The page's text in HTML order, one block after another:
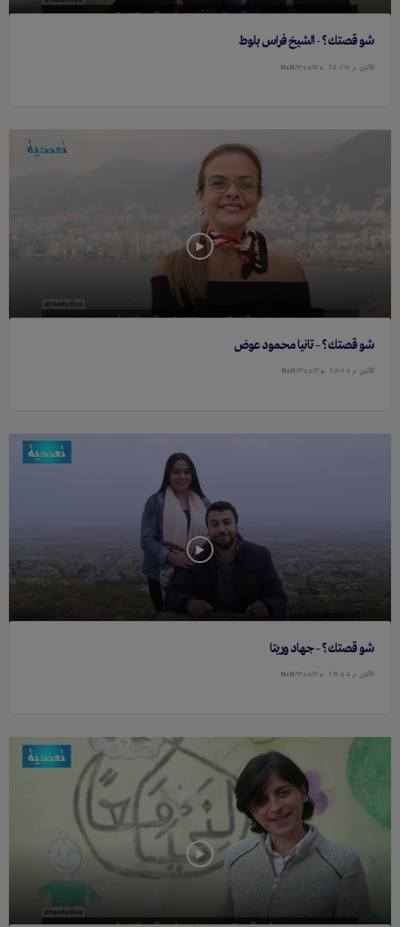
شو قصتك؟ - الشيخ فراس بلوط
الأثنين م ٢٨ ۰٢ ٢۰٢۰ هـ ١٣٥٥/١٢/NaN
شو قصتك؟ – تانيا محمود عوض
الأثنين م ۰٤ ١١ ٢۰١٩ هـ ١٣٥٥/١٢/NaN
شو قصتك؟ – جهاد وريتا
الأثنين م ۰٤ ۰٤ ٢۰١٩ هـ ١٣٥٥/١٢/NaN